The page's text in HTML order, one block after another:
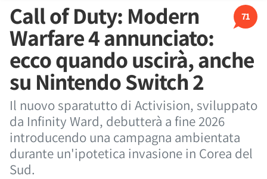
71
Call of Duty: Modern
Warfare 4 annunciato:
ecco quando uscirà, anche
su Nintendo Switch 2
Il nuovo sparatutto di Activision, sviluppato
da Infinity Ward, debutterà a fine 2026
introducendo una campagna ambientata
durante un'ipotetica invasione in Corea del
Sud.